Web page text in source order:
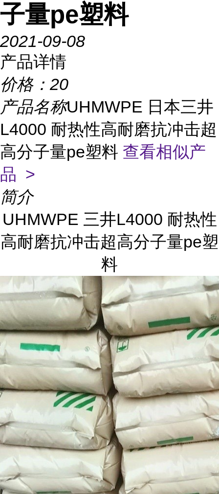
子量pe塑料
2021-09-08
产品详情
价格： 20
产品名称UHMWPE 日本三井
L4000 耐热性高耐磨抗冲击超
高分子量pe塑料 查看相似产
品 >
简介
UHMWPE 三井L4000 耐热性
高耐磨抗冲击超高分子量pe塑
料